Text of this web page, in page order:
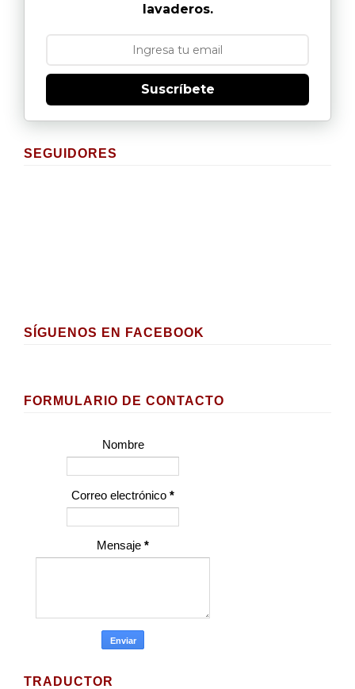
lavaderos.
Suscríbete
SEGUIDORES
SÍGUENOS EN FACEBOOK
FORMULARIO DE CONTACTO
Nombre
Correo electrónico *
Mensaje *
TRADUCTOR